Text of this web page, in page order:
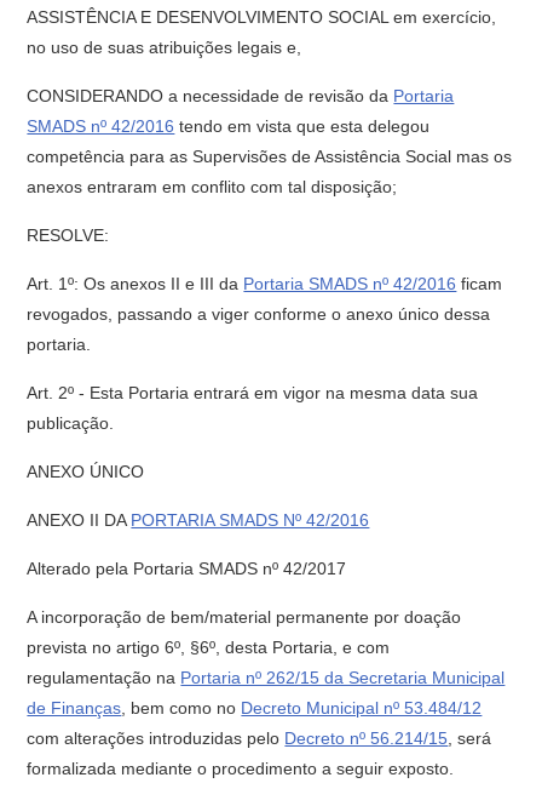
ASSISTÊNCIA E DESENVOLVIMENTO SOCIAL em exercício,
no uso de suas atribuições legais e,
CONSIDERANDO a necessidade de revisão da Portaria
SMADS nº 42/2016 tendo em vista que esta delegou
competência para as Supervisões de Assistência Social mas os
anexos entraram em conflito com tal disposição;
RESOLVE:
Art. 1º: Os anexos II e III da Portaria SMADS nº 42/2016 ficam
revogados, passando a viger conforme o anexo único dessa
portaria.
Art. 2º - Esta Portaria entrará em vigor na mesma data sua
publicação.
ANEXO ÚNICO
ANEXO II DA PORTARIA SMADS Nº 42/2016
Alterado pela Portaria SMADS nº 42/2017
A incorporação de bem/material permanente por doação
prevista no artigo 6º, §6º, desta Portaria, e com
regulamentação na Portaria nº 262/15 da Secretaria Municipal
de Finanças , bem como no Decreto Municipal nº 53.484/12
com alterações introduzidas pelo Decreto nº 56.214/15 , será
formalizada mediante o procedimento a seguir exposto.